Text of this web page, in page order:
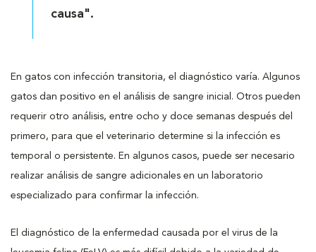
causa".
En gatos con infección transitoria, el diagnóstico varía. Algunos
gatos dan positivo en el análisis de sangre inicial. Otros pueden
requerir otro análisis, entre ocho y doce semanas después del
primero, para que el veterinario determine si la infección es
temporal o persistente. En algunos casos, puede ser necesario
realizar análisis de sangre adicionales en un laboratorio
especializado para confirmar la infección.
El diagnóstico de la enfermedad causada por el virus de la